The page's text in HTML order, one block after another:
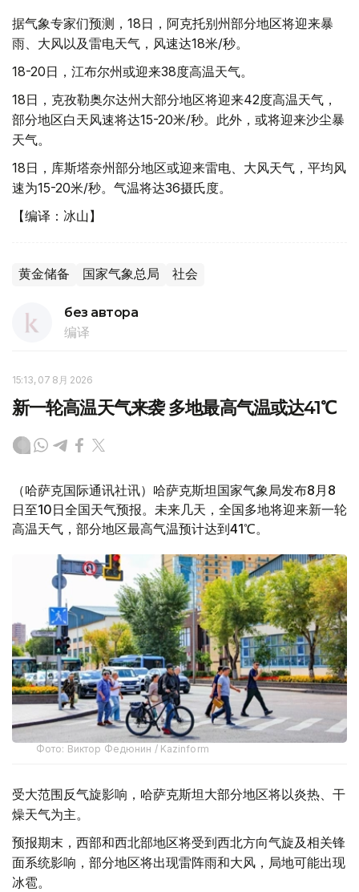
据气象专家们预测，18日，阿克托别州部分地区将迎来暴
雨、大风以及雷电天气，风速达18米/秒。
18-20日，江布尔州或迎来38度高温天气。
18日，克孜勒奥尔达州大部分地区将迎来42度高温天气，
部分地区白天风速将达15-20米/秒。此外，或将迎来沙尘暴
天气。
18日，库斯塔奈州部分地区或迎来雷电、大风天气，平均风
速为15-20米/秒。气温将达36摄氏度。
【编译：冰山】
黄金储备 国家气象总局 社会
без автора
编译
15:13, 07 8月 2026
新一轮高温天气来袭 多地最高气温或达41℃
（哈萨克国际通讯社讯）哈萨克斯坦国家气象局发布8月8
日至10日全国天气预报。未来几天，全国多地将迎来新一轮
高温天气，部分地区最高气温预计达到41℃。
Фото: Виктор Федюнин / Kazinform
受大范围反气旋影响，哈萨克斯坦大部分地区将以炎热、干
燥天气为主。
预报期末，西部和西北部地区将受到西北方向气旋及相关锋
面系统影响，部分地区将出现雷阵雨和大风，局地可能出现
冰雹。